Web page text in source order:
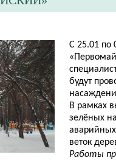
С 25.01 по
будут
В рамках
зелёных
веток
Работы